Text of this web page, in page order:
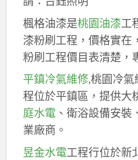
楓格油漆是桃園油漆工
漆粉刷工程，價格實在
粉刷工程價目表清楚，
平鎮冷氣維修,桃園冷氣
程位於平鎮區，提供大
庭水電、衛浴設備安裝
業廠商。
昱金水電工程行位於新